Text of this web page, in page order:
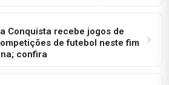
Conquista recebe jogos de
de futebol neste fim
confira